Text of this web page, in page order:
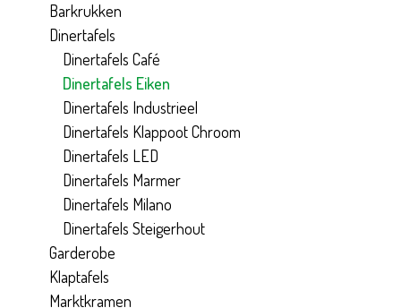
Barkrukken
Dinertafels
Dinertafels Café
Dinertafels Eiken
Dinertafels Industrieel
Dinertafels Klappoot Chroom
Dinertafels LED
Dinertafels Marmer
Dinertafels Milano
Dinertafels Steigerhout
Garderobe
Klaptafels
Marktkramen